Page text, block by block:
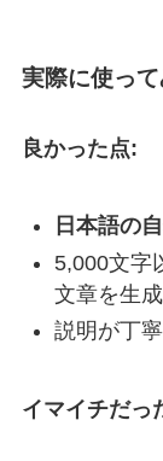
実際に使っ
良かった点:
日本語の
5,000文字
文章を生成
説明が丁
イマイチだっ